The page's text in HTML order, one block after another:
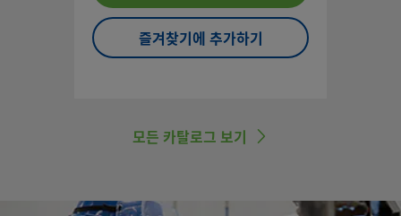
즐겨찾기에 추가하기
모든 카탈로그 보기